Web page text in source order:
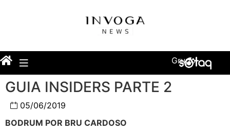
Grupo
GUIA INSIDERS PARTE 2
05/06/2019
BODRUM POR BRU CARDOSO